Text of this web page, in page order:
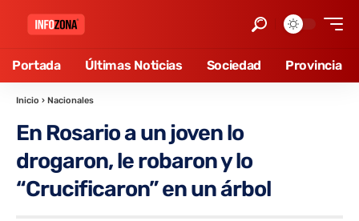
Portada Últimas Noticias Sociedad Provincia
Inicio › Nacionales
En Rosario a un joven lo
drogaron, le robaron y lo
“Crucificaron” en un árbol